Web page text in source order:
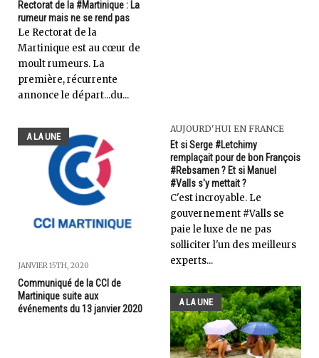
Rectorat de la #Martinique : La
rumeur mais ne se rend pas
Le Rectorat de la
Martinique est au cœur de
moult rumeurs. La
première, récurrente
annonce le départ...du...
A LA UNE
JANVIER 15TH, 2020
Communiqué de la CCI de
Martinique suite aux
événements du 13 janvier 2020
AUJOURD'HUI EN FRANCE
Et si Serge #Letchimy
remplaçait pour de bon François
#Rebsamen ? Et si Manuel
#Valls s'y mettait ?
C'est incroyable. Le
gouvernement #Valls se
paie le luxe de ne pas
solliciter l'un des meilleurs
experts...
A LA UNE